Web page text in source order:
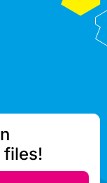
files!